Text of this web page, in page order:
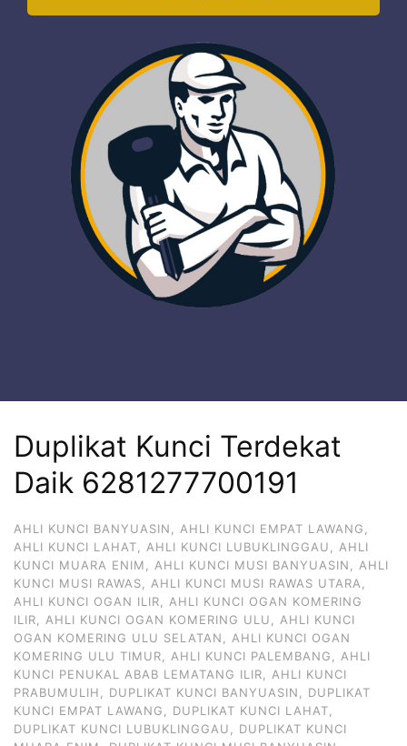
Duplikat Kunci Terdekat
Daik 6281277700191
AHLI KUNCI BANYUASIN, AHLI KUNCI EMPAT LAWANG,
AHLI KUNCI LAHAT, AHLI KUNCI LUBUKLINGGAU, AHLI
KUNCI MUARA ENIM, AHLI KUNCI MUSI BANYUASIN, AHLI
KUNCI MUSI RAWAS, AHLI KUNCI MUSI RAWAS UTARA,
AHLI KUNCI OGAN ILIR, AHLI KUNCI OGAN KOMERING
ILIR, AHLI KUNCI OGAN KOMERING ULU, AHLI KUNCI
OGAN KOMERING ULU SELATAN, AHLI KUNCI OGAN
KOMERING ULU TIMUR, AHLI KUNCI PALEMBANG, AHLI
KUNCI PENUKAL ABAB LEMATANG ILIR, AHLI KUNCI
PRABUMULIH, DUPLIKAT KUNCI BANYUASIN, DUPLIKAT
KUNCI EMPAT LAWANG, DUPLIKAT KUNCI LAHAT,
DUPLIKAT KUNCI LUBUKLINGGAU, DUPLIKAT KUNCI